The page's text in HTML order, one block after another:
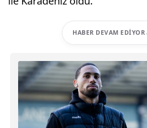
HABER DEVAM EDIYOR